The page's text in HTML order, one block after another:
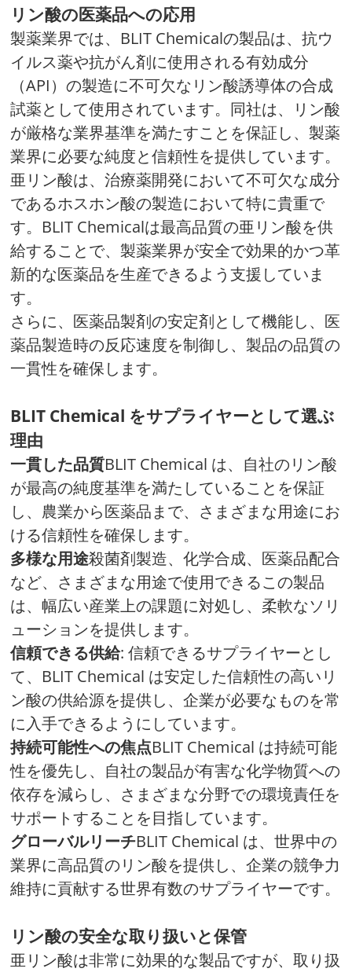
リン酸の医薬品への応用
製薬業界では、BLIT Chemicalの製品は、抗ウ
イルス薬や抗がん剤に使用される有効成分
（API）の製造に不可欠なリン酸誘導体の合成
試薬として使用されています。同社は、リン酸
が厳格な業界基準を満たすことを保証し、製薬
業界に必要な純度と信頼性を提供しています。
亜リン酸は、治療薬開発において不可欠な成分
であるホスホン酸の製造において特に貴重で
す。BLIT Chemicalは最高品質の亜リン酸を供
給することで、製薬業界が安全で効果的かつ革
新的な医薬品を生産できるよう支援していま
す。
さらに、医薬品製剤の安定剤として機能し、医
薬品製造時の反応速度を制御し、製品の品質の
一貫性を確保します。
BLIT Chemical をサプライヤーとして選ぶ
理由
一貫した品質BLIT Chemical は、自社のリン酸
が最高の純度基準を満たしていることを保証
し、農業から医薬品まで、さまざまな用途にお
ける信頼性を確保します。
多様な用途殺菌剤製造、化学合成、医薬品配合
など、さまざまな用途で使用できるこの製品
は、幅広い産業上の課題に対処し、柔軟なソリ
ューションを提供します。
信頼できる供給: 信頼できるサプライヤーとし
て、BLIT Chemical は安定した信頼性の高いリ
ン酸の供給源を提供し、企業が必要なものを常
に入手できるようにしています。
持続可能性への焦点BLIT Chemical は持続可能
性を優先し、自社の製品が有害な化学物質への
依存を減らし、さまざまな分野での環境責任を
サポートすることを目指しています。
グローバルリーチBLIT Chemical は、世界中の
業界に高品質のリン酸を提供し、企業の競争力
維持に貢献する世界有数のサプライヤーです。
リン酸の安全な取り扱いと保管
亜リン酸は非常に効果的な製品ですが、取り扱